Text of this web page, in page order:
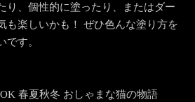
り、個性的に塗ったり、またはダー
も楽しいかも！ ぜひ色んな塗り方を
す。
春夏秋冬 おしゃまな猫の物語